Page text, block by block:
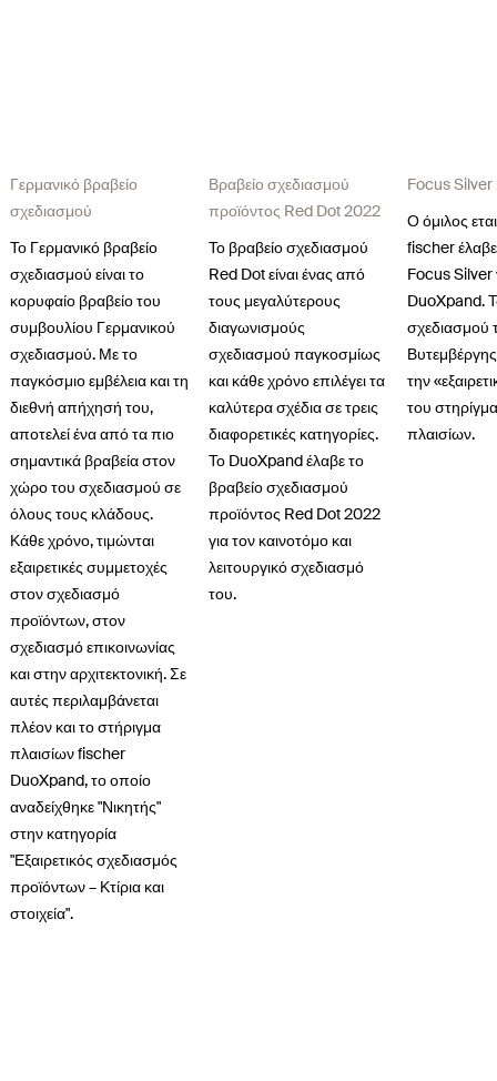
Γερμανικό βραβείο
σχεδιασμού
Το Γερμανικό βραβείο
σχεδιασμού είναι το
κορυφαίο βραβείο του
συμβουλίου Γερμανικού
σχεδιασμού. Με το
παγκόσμιο εμβέλεια και τη
διεθνή απήχησή του,
αποτελεί ένα από τα πιο
σημαντικά βραβεία στον
χώρο του σχεδιασμού σε
όλους τους κλάδους.
Κάθε χρόνο, τιμώνται
εξαιρετικές συμμετοχές
στον σχεδιασμό
προϊόντων, στον
σχεδιασμό επικοινωνίας
και στην αρχιτεκτονική. Σε
αυτές περιλαμβάνεται
πλέον και το στήριγμα
πλαισίων fischer
DuoXpand, το οποίο
αναδείχθηκε "Νικητής"
στην κατηγορία
"Εξαιρετικός σχεδιασμός
προϊόντων – Κτίρια και
στοιχεία".
Βραβείο σχεδιασμού
προϊόντος Red Dot 2022
Το βραβείο σχεδιασμού
Red Dot είναι ένας από
τους μεγαλύτερους
διαγωνισμούς
σχεδιασμού παγκοσμίως
και κάθε χρόνο επιλέγει τα
καλύτερα σχέδια σε τρεις
διαφορετικές κατηγορίες.
Το DuoXpand έλαβε το
βραβείο σχεδιασμού
προϊόντος Red Dot 2022
για τον καινοτόμο και
λειτουργικό σχεδιασμό
του.
Focus Silver
Ο όμιλος
fischer
Focus Silver
DuoXpand.
σχεδιασμού
την
του
πλαισίων.